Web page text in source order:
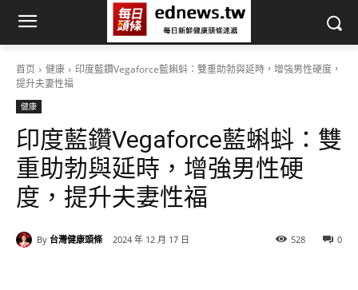
首页 健康
印度藍鑽Vegaforce藍蝌蚪：雙重助勃與延時，增強男性硬度，
提升夫妻性福
健康
印度藍鑽Vegaforce藍蝌蚪：雙
重助勃與延時，增強男性硬
度，提升夫妻性福
By 台灣健康頭條 2024 年 12 月 17 日 0
528